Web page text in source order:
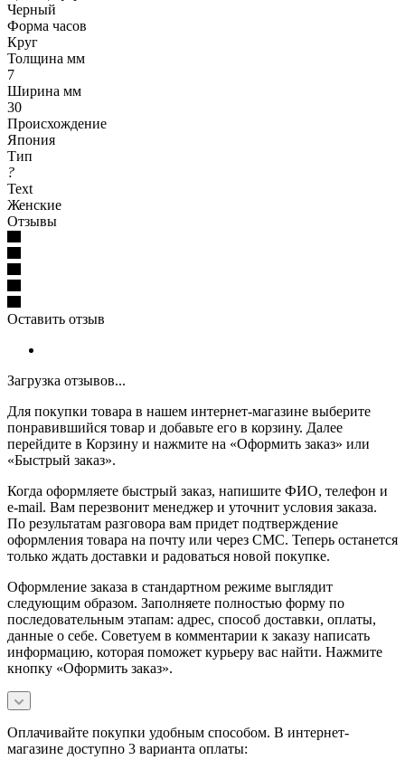
Черный
Форма часов
Круг
Толщина мм
7
Ширина мм
30
Происхождение
Япония
Тип
?
Text
Женские
Отзывы
Оставить отзыв
Загрузка отзывов...
Для покупки товара в нашем интернет-магазине выберите
понравившийся товар и добавьте его в корзину. Далее
перейдите в Корзину и нажмите на «Оформить заказ» или
«Быстрый заказ».
Когда оформляете быстрый заказ, напишите ФИО, телефон и
e-mail. Вам перезвонит менеджер и уточнит условия заказа.
По результатам разговора вам придет подтверждение
оформления товара на почту или через СМС. Теперь останется
только ждать доставки и радоваться новой покупке.
Оформление заказа в стандартном режиме выглядит
следующим образом. Заполняете полностью форму по
последовательным этапам: адрес, способ доставки, оплаты,
данные о себе. Советуем в комментарии к заказу написать
информацию, которая поможет курьеру вас найти. Нажмите
кнопку «Оформить заказ».
Оплачивайте покупки удобным способом. В интернет-
магазине доступно 3 варианта оплаты: